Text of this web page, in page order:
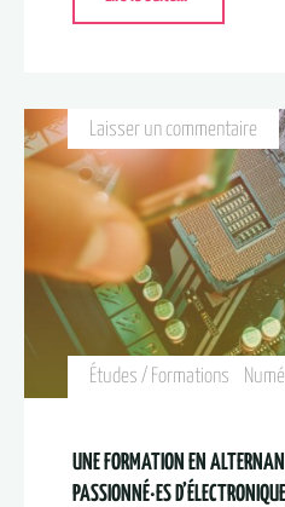
Études / Formations
Laisser un commentaire
UNE FORMATION EN
PASSIONNÉ·ES D’ÉLECTRONIQUE